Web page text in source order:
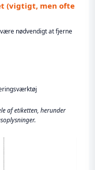
(vigtigt, men ofte
nødvendigt at fjerne
af etiketten, herunder